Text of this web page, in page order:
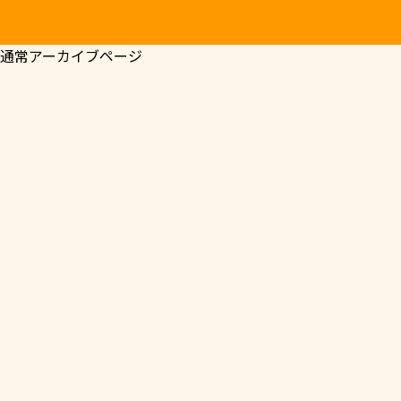
通常アーカイブページ